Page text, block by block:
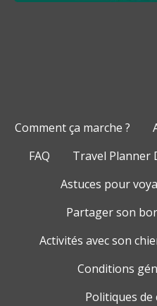
Comment ça marche ?
FAQ
Travel Planner
Astuces pour
Partager son
Activités avec son
Conditions
Politiques